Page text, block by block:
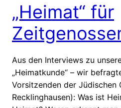
„Heimat“ für
Aus den Interviews zu
„Heimatkunde“ – wir
Vorsitzenden der Jüdischen
Recklinghausen): Was ist